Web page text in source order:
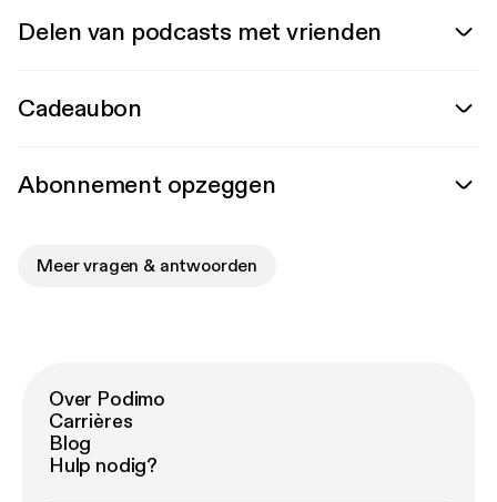
Delen van podcasts met vrienden
Cadeaubon
Abonnement opzeggen
Meer vragen & antwoorden
Over Podimo
Carrières
Blog
Hulp nodig?